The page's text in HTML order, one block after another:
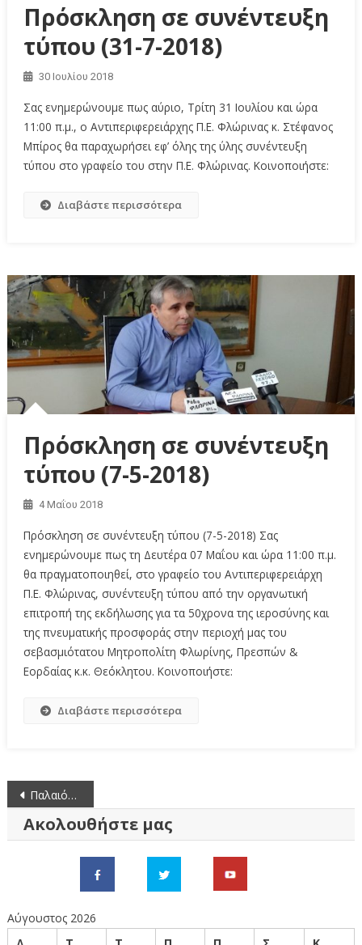
Πρόσκληση σε συνέντευξη
τύπου (31-7-2018)
30 Ιουλίου 2018
Σας ενημερώνουμε πως αύριο, Τρίτη 31 Ιουλίου και ώρα
11:00 π.μ., ο Αντιπεριφερειάρχης Π.Ε. Φλώρινας κ. Στέφανος
Μπίρος θα παραχωρήσει εφ’ όλης της ύλης συνέντευξη
τύπου στο γραφείο του στην Π.Ε. Φλώρινας. Κοινοποιήστε:
Διαβάστε περισσότερα
Πρόσκληση σε συνέντευξη
τύπου (7-5-2018)
4 Μαΐου 2018
Πρόσκληση σε συνέντευξη τύπου (7-5-2018) Σας
ενημερώνουμε πως τη Δευτέρα 07 Μαΐου και ώρα 11:00 π.μ.
θα πραγματοποιηθεί, στο γραφείο του Αντιπεριφερειάρχη
Π.Ε. Φλώρινας, συνέντευξη τύπου από την οργανωτική
επιτροπή της εκδήλωσης για τα 50χρονα της ιεροσύνης και
της πνευματικής προσφοράς στην περιοχή μας του
σεβασμιότατου Μητροπολίτη Φλωρίνης, Πρεσπών &
Εορδαίας κ.κ. Θεόκλητου. Κοινοποιήστε:
Διαβάστε περισσότερα
Πλοήγηση
άρθρων
Παλαιότερα άρθρα
Ακολουθήστε μας
Αύγουστος 2026